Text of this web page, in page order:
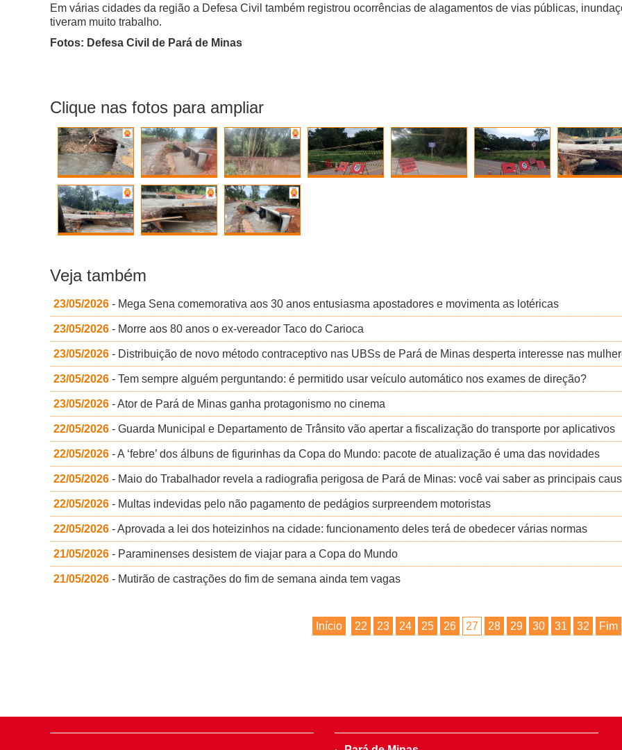
Em várias cidades da região a Defesa Civil também registrou ocorrências de alagamentos de vias públicas,
tiveram muito trabalho.
Fotos: Defesa Civil de Pará de Minas
Clique nas fotos para ampliar
Veja também
23/05/2026 - Mega Sena comemorativa aos 30 anos entusiasma apostadores e movimenta as lotéricas
23/05/2026 - Morre aos 80 anos o ex-vereador Taco do Carioca
23/05/2026 - Distribuição de novo método contraceptivo nas UBSs de Pará de Minas desperta interesse nas
23/05/2026 - Tem sempre alguém perguntando: é permitido usar veículo automático nos exames de direção?
23/05/2026 - Ator de Pará de Minas ganha protagonismo no cinema
22/05/2026 - Guarda Municipal e Departamento de Trânsito vão apertar a fiscalização do transporte por aplicativos
22/05/2026 - A ‘febre’ dos álbuns de figurinhas da Copa do Mundo: pacote de atualização é uma das novidades
22/05/2026 - Maio do Trabalhador revela a radiografia perigosa de Pará de Minas: você vai saber as principais
22/05/2026 - Multas indevidas pelo não pagamento de pedágios surpreendem motoristas
22/05/2026 - Aprovada a lei dos hoteizinhos na cidade: funcionamento deles terá de obedecer várias normas
21/05/2026 - Paraminenses desistem de viajar para a Copa do Mundo
21/05/2026 - Mutirão de castrações do fim de semana ainda tem vagas
Início 22 23 24 25 26 27 28 29 30 31 32 Fim